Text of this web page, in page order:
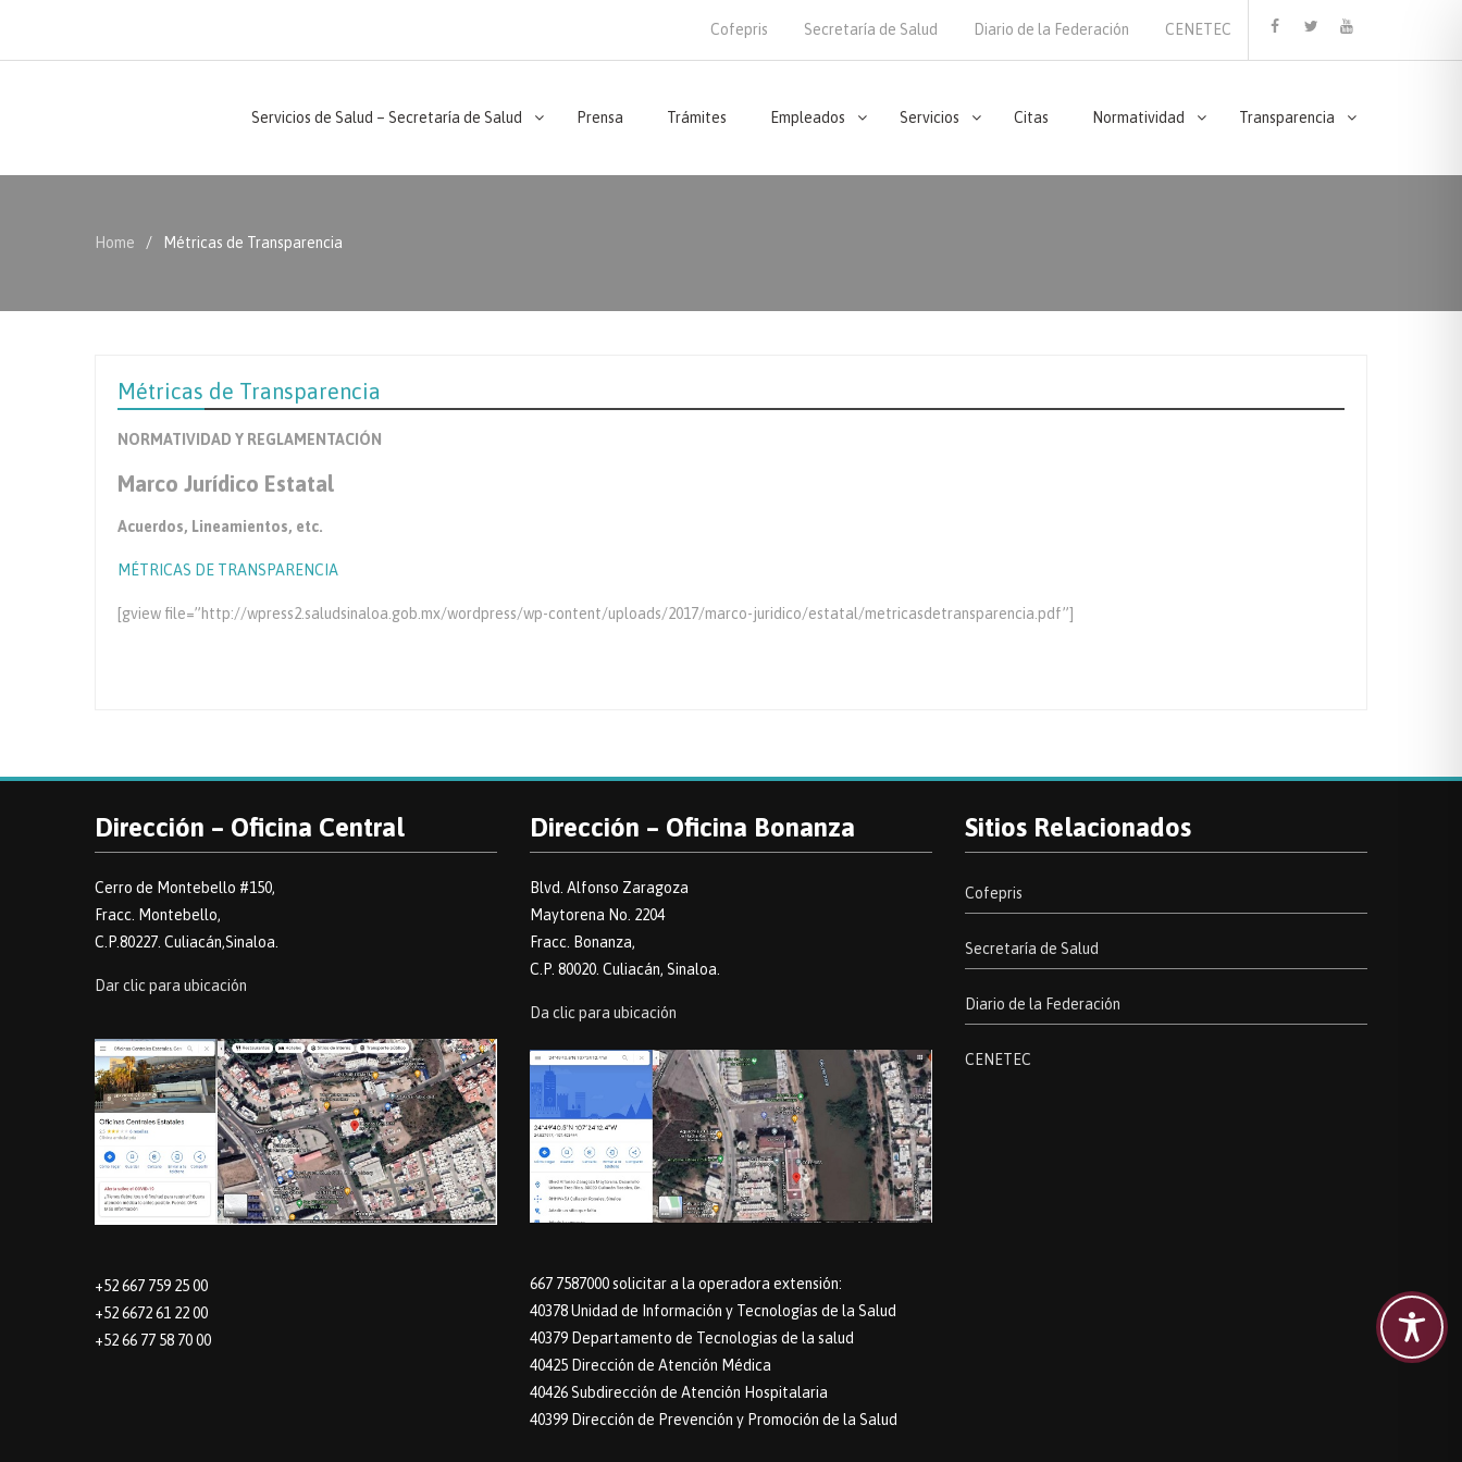
Cofepris Secretaría de Salud Diario de la Federación
CENETEC
Servicios de Salud – Secretaría de Salud Prensa Trámites Empleados Servicios Citas Normatividad Transparencia
Home Métricas de Transparencia
Métricas de Transparencia
NORMATIVIDAD Y REGLAMENTACIÓN
Marco Jurídico Estatal
Acuerdos, Lineamientos, etc.
MÉTRICAS DE TRANSPARENCIA
[gview file=”http://wpress2.saludsinaloa.gob.mx/wordpress/wp-content/uploads/2017/marco-juridico/estatal/metricasdetransparencia.pdf”]
Dirección – Oficina Central
Cerro de Montebello #150,
Fracc. Montebello,
C.P.80227. Culiacán,Sinaloa.
Dar clic para ubicación
+52 667 759 25 00
+52 6672 61 22 00
+52 66 77 58 70 00
Dirección – Oficina Bonanza
Blvd. Alfonso Zaragoza
Maytorena No. 2204
Fracc. Bonanza,
C.P. 80020. Culiacán, Sinaloa.
Da clic para ubicación
667 7587000 solicitar a la operadora extensión:
40378 Unidad de Información y Tecnologías de la Salud
40379 Departamento de Tecnologias de la salud
40425 Dirección de Atención Médica
40426 Subdirección de Atención Hospitalaria
40399 Dirección de Prevención y Promoción de la Salud
Sitios Relacionados
Cofepris
Secretaría de Salud
Diario de la Federación
CENETEC